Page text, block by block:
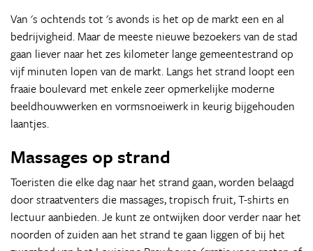
Van 's ochtends tot 's avonds is het op de markt een en al
bedrijvigheid. Maar de meeste nieuwe bezoekers van de stad
gaan liever naar het zes kilometer lange gemeentestrand op
vijf minuten lopen van de markt. Langs het strand loopt een
fraaie boulevard met enkele zeer opmerkelijke moderne
beeldhouwwerken en vormsnoeiwerk in keurig bijgehouden
laantjes.
Massages op strand
Toeristen die elke dag naar het strand gaan, worden belaagd
door straatventers die massages, tropisch fruit, T-shirts en
lectuur aanbieden. Je kunt ze ontwijken door verder naar het
noorden of zuiden aan het strand te gaan liggen of bij het